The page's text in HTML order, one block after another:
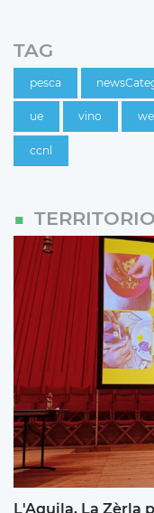
TAG
pesca
ue vino
ccnl
TERRITORIO
L'Aquila, La Zèrla